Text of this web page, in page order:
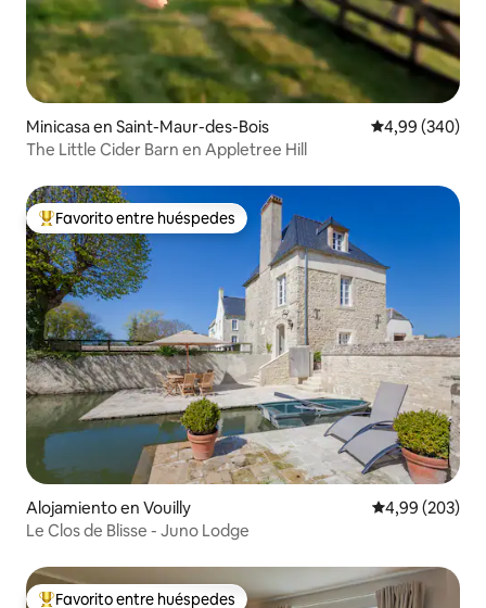
Minicasa en Saint-Maur-des-Bois Calificación
4,99 (340)
The Little Cider Barn en Appletree Hill
Favorito entre los huéspedes más destacados
Favorito entre huéspedes
Alojamiento en Vouilly Calificación
4,99 (203)
Le Clos de Blisse - Juno Lodge
Favorito entre huéspedes